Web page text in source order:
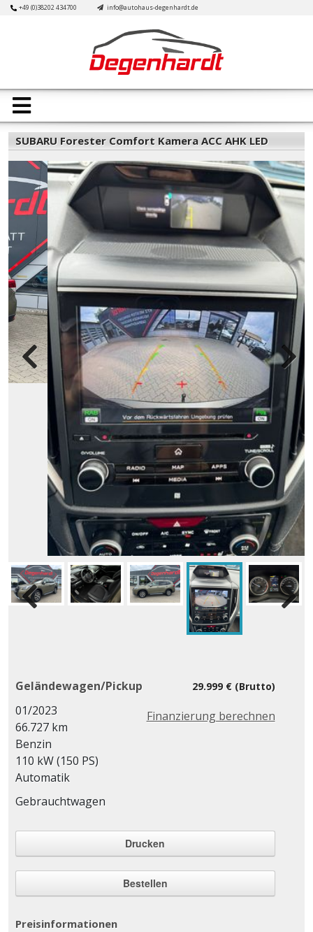
Skip+49 (0)38202 434700 info@autohaus-degenhardt.de
Open
Button
SUBARU Forester Comfort Kamera ACC AHK LED
29.999 € (Brutto)
Finanzierung berechnen
Geländewagen/Pickup
01/2023
66.727 km
Benzin
110 kW (150 PS)
Automatik
Gebrauchtwagen
Drucken
Bestellen
Preisinformationen